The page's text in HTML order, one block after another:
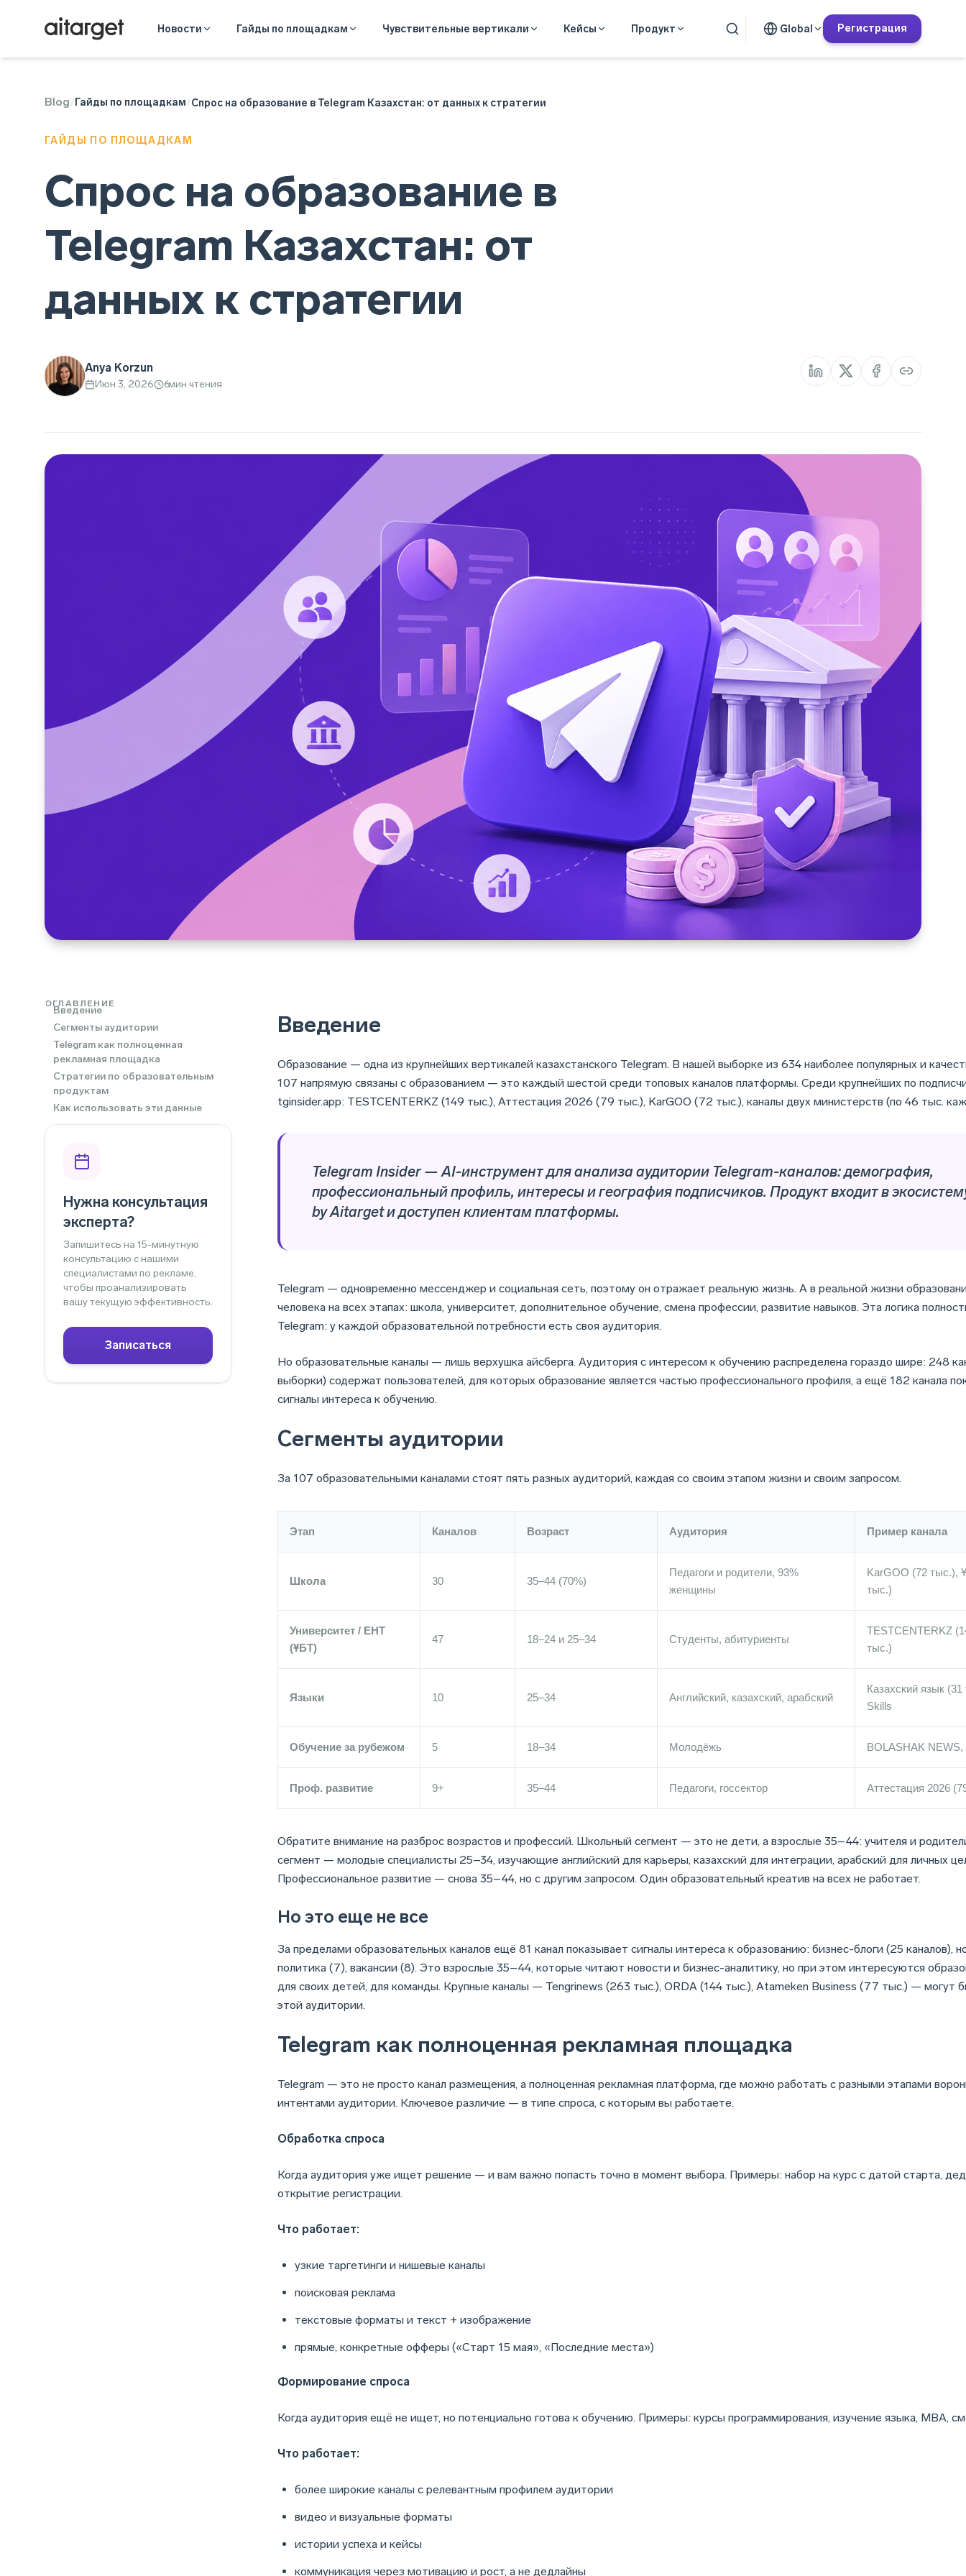
Новости Гайды по площадкам Чувствительные вертикали Кейсы Продукт Global Регистрация
Blog/Гайды по площадкам/Спрос на образование в Telegram Казахстан: от данных к стратегии
ГАЙДЫ ПО ПЛОЩАДКАМ
Telegram Ads
Спрос на образование в
Telegram Казахстан: от
данных к стратегии
Anya Korzun
Июн 3, 2026 6мин чтения
ОГЛАВЛЕНИЕ
Введение
Cегменты аудитории
Telegram как полноценная
рекламная площадка
Стратегии по образовательным
продуктам
Как использовать эти данные
Нужна консультация
эксперта?
Запишитесь на 15-минутную
консультацию с нашими
специалистами по рекламе,
чтобы проанализировать
вашу текущую эффективность.
Записаться
Введение
Образование — одна из крупнейших вертикалей казахстанского Telegram. В нашей выборке из 634 наиболее популярных и
107 напрямую связаны с образованием — это каждый шестой среди топовых каналов платформы. Среди крупнейших по
tginsider.app: TESTCENTERKZ (149 тыс.), Аттестация 2026 (79 тыс.), KarGOO (72 тыс.), каналы двух министерств (по 46 тыс.
Telegram Insider — AI-инструмент для анализа аудитории Telegram-каналов: демография,
профессиональный профиль, интересы и география подписчиков. Продукт входит в
by Aitarget и доступен клиентам платформы.
Telegram — одновременно мессенджер и социальная сеть, поэтому он отражает реальную жизнь. А в реальной жизни
человека на всех этапах: школа, университет, дополнительное обучение, смена профессии, развитие навыков. Эта логика
Telegram: у каждой образовательной потребности есть своя аудитория.
Но образовательные каналы — лишь верхушка айсберга. Аудитория с интересом к обучению распределена гораздо шире: 248
выборки) содержат пользователей, для которых образование является частью профессионального профиля, а ещё 182 канала
сигналы интереса к обучению.
Cегменты аудитории
За 107 образовательными каналами стоят пять разных аудиторий, каждая со своим этапом жизни и своим запросом.
Этап Каналов Возраст Аудитория Пример канала
Школа 30 35–44 (70%)
Педагоги и родители, 93%
женщины
KarGOO (72 тыс.),
тыс.)
Университет / ЕНТ
(ҰБТ)
47 18–24 и 25–34 Студенты, абитуриенты
TESTCENTERKZ
тыс.)
Языки 10 25–34 Английский, казахский, арабский
Казахский язык
Skills
Обучение за рубежом 5 18–34 Молодёжь BOLASHAK NEWS,
Проф. развитие 9+ 35–44 Педагоги, госсектор Аттестация 2026
Обратите внимание на разброс возрастов и профессий. Школьный сегмент — это не дети, а взрослые 35–44: учителя и
сегмент — молодые специалисты 25–34, изучающие английский для карьеры, казахский для интеграции, арабский для личных
Профессиональное развитие — снова 35–44, но с другим запросом. Один образовательный креатив на всех не работает.
Но это еще не все
За пределами образовательных каналов ещё 81 канал показывает сигналы интереса к образованию: бизнес-блоги (25 каналов),
политика (7), вакансии (8). Это взрослые 35–44, которые читают новости и бизнес-аналитику, но при этом интересуются
для своих детей, для команды. Крупные каналы — Tengrinews (263 тыс.), ORDA (144 тыс.), Atameken Business (77 тыс.) — могут
этой аудитории.
Telegram как полноценная рекламная площадка
Telegram — это не просто канал размещения, а полноценная рекламная платформа, где можно работать с разными этапами
интентами аудитории. Ключевое различие — в типе спроса, с которым вы работаете.
Обработка спроса
Когда аудитория уже ищет решение — и вам важно попасть точно в момент выбора. Примеры: набор на курс с датой старта,
открытие регистрации.
Что работает:
узкие таргетинги и нишевые каналы
поисковая реклама
текстовые форматы и текст + изображение
прямые, конкретные офферы («Старт 15 мая», «Последние места»)
Формирование спроса
Когда аудитория ещё не ищет, но потенциально готова к обучению. Примеры: курсы программирования, изучение языка, MBA,
Что работает:
более широкие каналы с релевантным профилем аудитории
видео и визуальные форматы
истории успеха и кейсы
коммуникация через мотивацию и рост, а не дедлайны